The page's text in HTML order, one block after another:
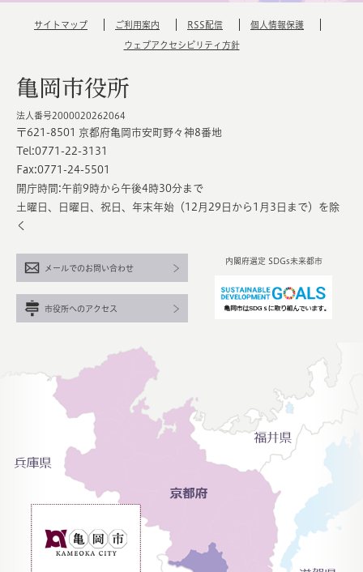
サイトマップ ご利用案内 RSS配信 個人情報保護
ウェブアクセシビリティ方針
亀岡市役所
法人番号2000020262064
〒621-8501 京都府亀岡市安町野々神8番地
Tel:0771-22-3131
Fax:0771-24-5501
開庁時間:午前9時から午後4時30分まで
土曜日、日曜日、祝日、年末年始（12月29日から1月3日まで）を除
く
内閣府選定 SDGs未来都市
メールでのお問い合わせ
市役所へのアクセス